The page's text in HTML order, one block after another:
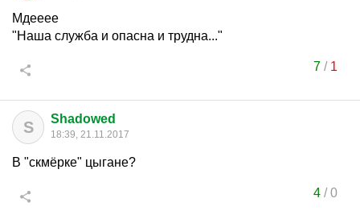
Мдееее
"Наша служба и опасна и трудна..."
7/ 1
S Shadowed
18:39, 21.11.2017
В "скмёрке" цыгане?
4/0